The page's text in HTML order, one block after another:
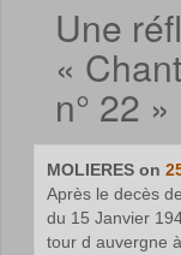
Une
«
n° 22 »
MOLIERES on
Après le decès
du 15 Janvier
tour d auvergne